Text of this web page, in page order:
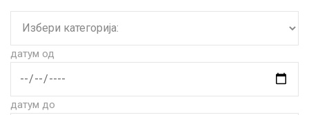
датум од
датум до